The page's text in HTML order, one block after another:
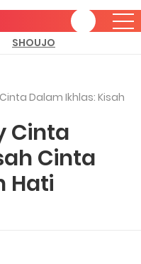
SHOUJO
Dalam Ikhlas: Kisah
Cinta
Cinta
Hati